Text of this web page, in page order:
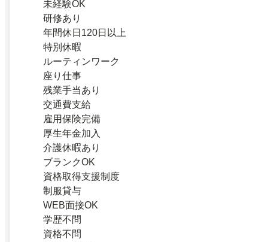
未経験OK
研修あり
年間休日120日以上
特別休暇
ルーティンワーク
座り仕事
残業手当あり
交通費支給
雇用保険完備
厚生年金加入
介護休暇あり
ブランクOK
資格取得支援制度
制服貸与
WEB面接OK
学歴不問
資格不問